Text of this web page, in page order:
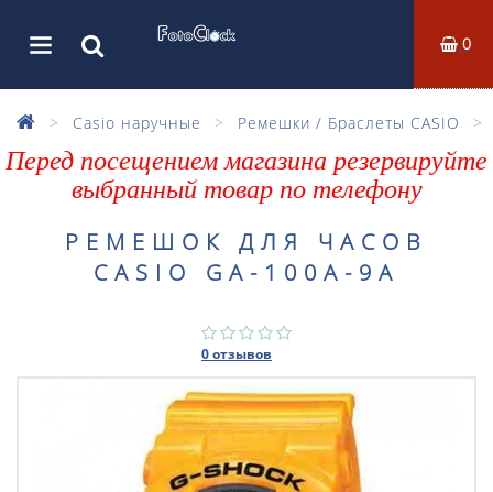
0
Casio наручные Ремешки / Браслеты CASIO
Перед посещением магазина резервируйте
выбранный товар по телефону
РЕМЕШОК ДЛЯ ЧАСОВ
CASIO GA-100A-9A
0 отзывов